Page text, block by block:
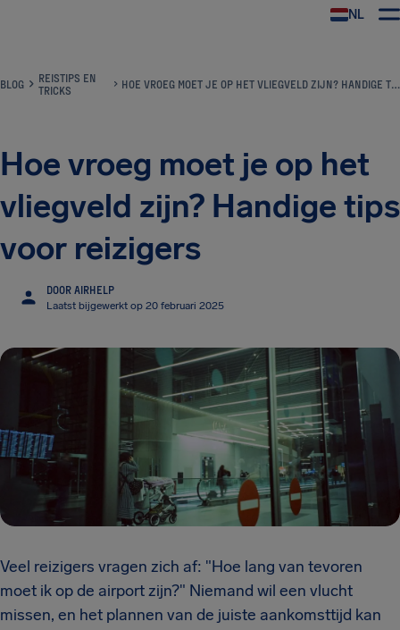
NL
BLOG
REISTIPS EN
TRICKS
HOE VROEG MOET JE OP HET VLIEGVELD ZIJN? HANDIGE TIPS VOOR REIZIGERS
Hoe vroeg moet je op het
vliegveld zijn? Handige tips
voor reizigers
DOOR AIRHELP
Laatst bijgewerkt op 20 februari 2025
Veel reizigers vragen zich af: "Hoe lang van tevoren
moet ik op de airport zijn?" Niemand wil een vlucht
missen, en het plannen van de juiste aankomsttijd kan